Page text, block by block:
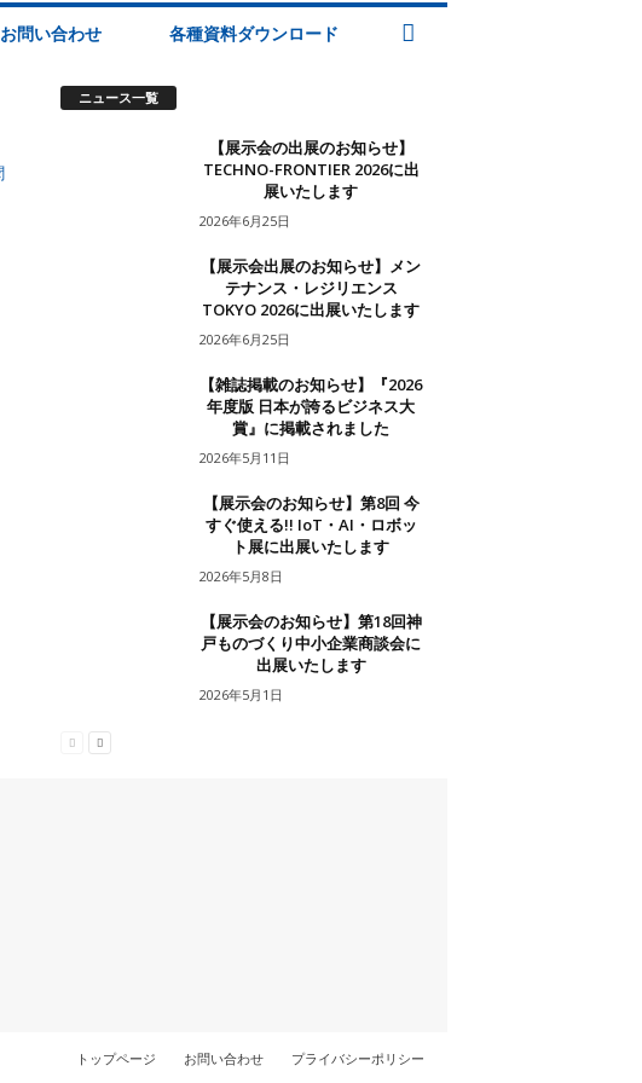
お問い合わせ 各種資料ダウンロード
ニュース一覧
【展示会の出展のお知らせ】
TECHNO-FRONTIER 2026に出
展いたします
2026年6月25日
【展示会出展のお知らせ】メン
テナンス・レジリエンス
TOKYO 2026に出展いたします
2026年6月25日
【雑誌掲載のお知らせ】『2026
年度版 日本が誇るビジネス大
賞』に掲載されました
2026年5月11日
【展示会のお知らせ】第8回 今
すぐ使える!! IoT・AI・ロボッ
ト展に出展いたします
2026年5月8日
【展示会のお知らせ】第18回神
戸ものづくり中小企業商談会に
出展いたします
2026年5月1日
トップページ お問い合わせ プライバシーポリシー